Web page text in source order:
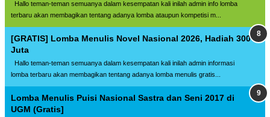
Hallo teman-teman semuanya dalam kesempatan kali inilah admin info lomba
terbaru akan membagikan tentang adanya lomba ataupun kompetisi m...
[GRATIS] Lomba Menulis Novel Nasional 2026, Hadiah 300
Juta
Hallo teman-teman semuanya dalam kesempatan kali inilah admin informasi
lomba terbaru akan membagikan tentang adanya lomba menulis gratis...
Lomba Menulis Puisi Nasional Sastra dan Seni 2017 di
UGM (Gratis]